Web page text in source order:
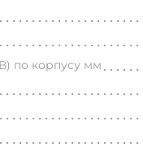
по корпусу мм